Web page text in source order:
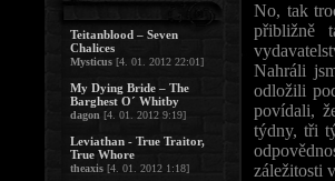
No, tak
přibližně
Nahráli
odložili
povídali,
týdny, tři
záležitosti
Teitanblood – Seven
Chalices
Mysticus [4. 01. 2012 22:01]
My Dying Bride – The
Barghest O´ Whitby
dagon [4. 01. 2012 9:19]
Leviathan - True Traitor,
True Whore
theaxis [4. 01. 2012 1:18]